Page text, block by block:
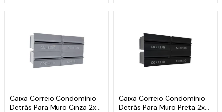
Caixa Correio Condomínio
Detrás Para Muro Cinza 2x2
Caixa Correio Condomínio
Detrás Para Muro Preta 2x2